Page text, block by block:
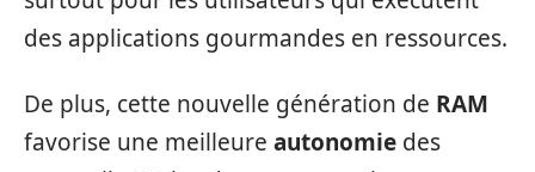
des applications gourmandes en ressources.
De plus, cette nouvelle génération de RAM
favorise une meilleure autonomie des